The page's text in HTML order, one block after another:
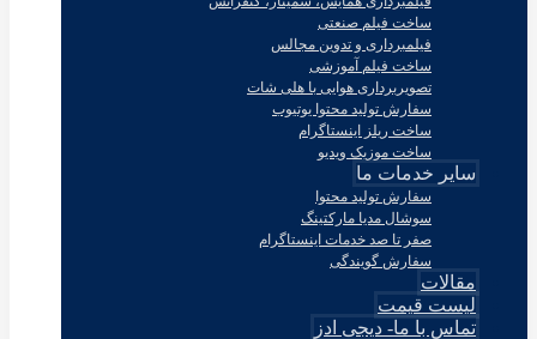
ساخت فیلم صنعتی
فیلمبرداری و تدوین مجالس
ساخت فیلم آموزشی
تصویربرداری هوایی با هلی شات
سفارش تولید محتوا یوتیوب
ساخت ریلز اینستاگرام
ساخت موزیک ویدیو
سایر خدمات ما
سفارش تولید محتوا
سوشال مدیا مارکتینگ
صفر تا صد خدمات اینستاگرام
سفارش گویندگی
مقالات
لیست قیمت
تماس با ما- دیجی ادز